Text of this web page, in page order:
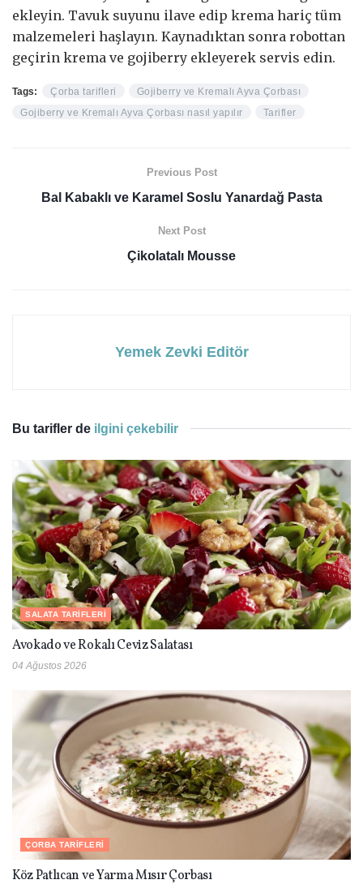
ekleyin. Tavuk suyunu ilave edip krema hariç tüm
malzemeleri haşlayın. Kaynadıktan sonra robottan
geçirin krema ve gojiberry ekleyerek servis edin.
Tags: Çorba tarifleri
Gojiberry ve Kremalı Ayva Çorbası
Gojiberry ve Kremalı Ayva Çorbası nasıl yapılır
Tarifler
Previous Post
Bal Kabaklı ve Karamel Soslu Yanardağ Pasta
Next Post
Çikolatalı Mousse
Yemek Zevki Editör
Bu tarifler de ilgini çekebilir
SALATA TARIFLERI
Avokado ve Rokalı Ceviz Salatası
04 Ağustos 2026
ÇORBA TARIFLERI
Köz Patlıcan ve Yarma Mısır Çorbası